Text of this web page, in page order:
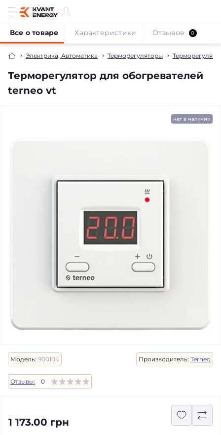
Электрика, Автоматика Терморегуляторы
Терморегулятор для обогревателей
terneo vt
Все о товаре Характеристики Отзывов 0
нет в наличии
Модель: 900104 Производитель: Terneo
Отзывы: 0
1 173.00 грн